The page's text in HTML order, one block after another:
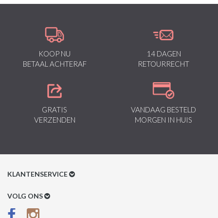
KOOP NU
BETAAL ACHTERAF
14 DAGEN
RETOURRECHT
GRATIS
VERZENDEN
VANDAAG BESTELD
MORGEN IN HUIS
KLANTENSERVICE
Klantenservice
Betaalmethoden
VOLG ONS